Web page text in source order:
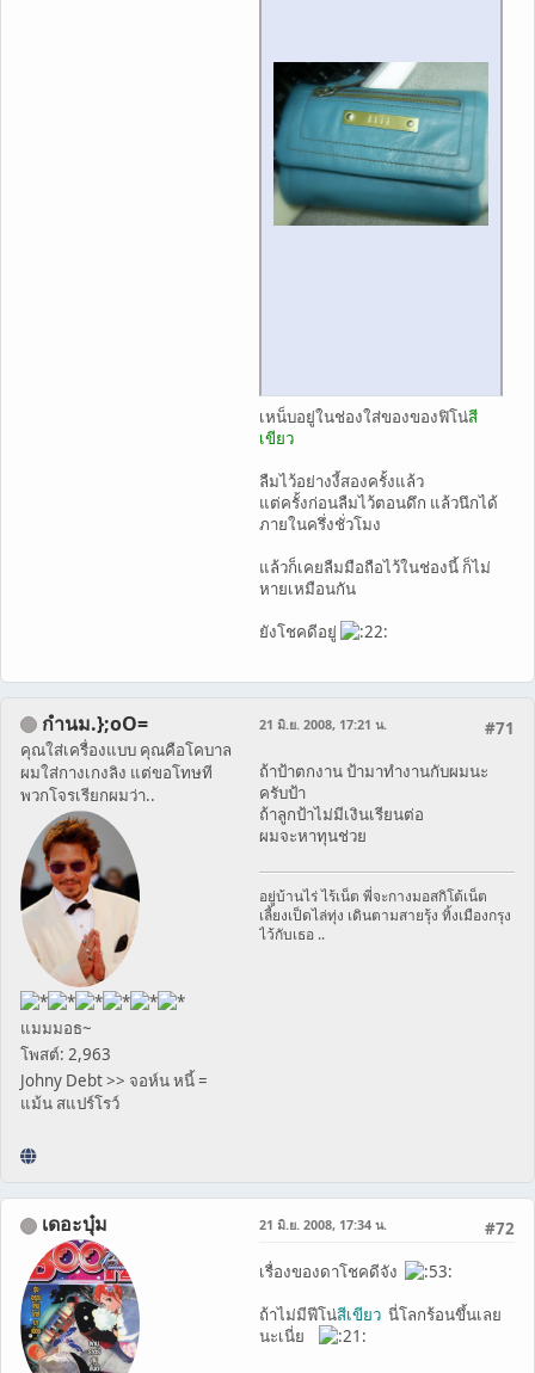
เหน็บอยู่ในช่องใส่ของของฟิโน่สี
เขียว
ลืมไว้อย่างงี้สองครั้งแล้ว
แต่ครั้งก่อนลืมไว้ตอนดึก แล้วนึกได้
ภายในครึ่งชั่วโมง
แล้วก็เคยลืมมือถือไว้ในช่องนี้ ก็ไม่
หายเหมือนกัน
ยังโชคดีอยู่
กำนม.};oO=
คุณใส่เครื่องแบบ คุณคือโคบาล
ผมใส่กางเกงลิง แต่ขอโทษที
พวกโจรเรียกผมว่า..
แมมมอธ~
โพสต์: 2,963
Johny Debt >> จอห์น หนี้ =
แม้น สแปร์โรว์
#71
21 มิ.ย. 2008, 17:21 น.
ถ้าป้าตกงาน ป้ามาทำงานกับผมนะ
ครับป้า
ถ้าลูกป้าไม่มีเงินเรียนต่อ
ผมจะหาทุนช่วย
อยู่บ้านไร่ ไร้เน็ต พี่จะกางมอสกิโต้เน็ต
เลี้ยงเป็ดไล่ทุ่ง เดินตามสายรุ้ง ทิ้งเมืองกรุง
ไว้กับเธอ ..
เดอะบุ๋ม #72
21 มิ.ย. 2008, 17:34 น.
เรื่องของดาโชคดีจัง
ถ้าไม่มีฟีโน่สีเขียว นี่โลกร้อนขึ้นเลย
นะเนี่ย